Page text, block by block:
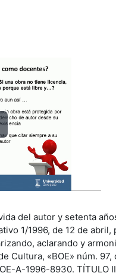
del autor y setenta
1/1996, de 12 de abril,
aclarando y
«BOE» núm. 97,
A-1996-8930. TÍTULO